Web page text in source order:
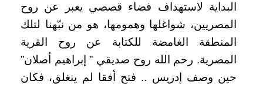
البداية لاستهداف فضاء قصصي يعبر عن روح
المصريين، شواغلها وهمومها، هو من نبّهنا لتلك
المنطقة الغامضة للكتابة عن روح القرية
المصرية. رحم الله روح صديقي ” إبراهيم أصلان”
حين وصف إدريس .. فتح أفقا لم ينغلق، فكان